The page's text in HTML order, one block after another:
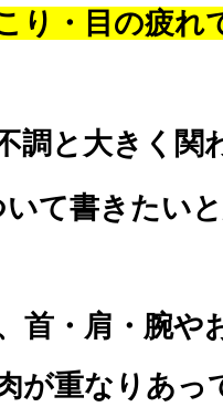
り・目の疲れ
調と大きく関
いて書きたい
首・肩・腕や
が重なりあっ